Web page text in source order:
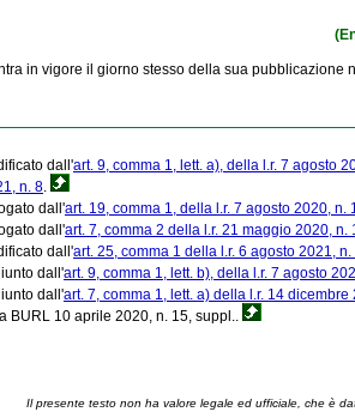
in vigore il giorno stesso della sua pubblicazione
dall'art. 9, comma 1, lett. a), della l.r. 7 agosto
n. 8.
dall'art. 19, comma 1, della l.r. 7 agosto 2020, n.
dall'art. 7, comma 2 della l.r. 21 maggio 2020, n.
dall'art. 25, comma 1 della l.r. 6 agosto 2021, n.
dall'art. 9, comma 1, lett. b), della l.r. 7 agosto
dall'art. 7, comma 1, lett. a) della l.r. 14 dicembre
BURL 10 aprile 2020, n. 15, suppl..
Il presente testo non ha valore legale ed ufficiale, che è